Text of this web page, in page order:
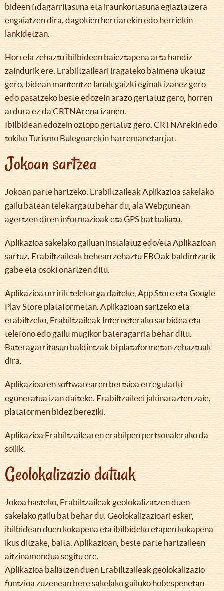
bideen fidagarritasuna eta iraunkortasuna egiaztatzera
engaiatzen dira, dagokien herriarekin edo herriekin
lankidetzan.
Horrela zehaztu ibilbideen baieztapena arta handiz
zaindurik ere, Erabiltzaileari iragateko baimena ukatuz
gero, bidean mantentze lanak gaizki eginak izanez gero
edo pasatzeko beste edozein arazo gertatuz gero, horren
ardura ez da CRTNArena izanen.
Ibilbidean edozein oztopo gertatuz gero, CRTNArekin edo
tokiko Turismo Bulegoarekin harremanetan jar.
Jokoan sartzea
Jokoan parte hartzeko, Erabiltzaileak Aplikazioa sakelako
gailu batean telekargatu behar du, ala Webgunean
agertzen diren informazioak eta GPS bat baliatu.
Aplikazioa sakelako gailuan instalatuz edo/eta Aplikazioan
sartuz, Erabiltzaileak behean zehaztu EBOak baldintzarik
gabe eta osoki onartzen ditu.
Aplikazioa urririk telekarga daiteke, App Store eta Google
Play Store plataformetan. Aplikazioan sartzeko eta
erabiltzeko, Erabiltzaileak Interneterako sarbidea eta
telefono edo gailu mugikor bateragarria behar ditu.
Bateragarritasun baldintzak bi plataformetan zehaztuak
dira.
Aplikazioaren softwarearen bertsioa erregularki
eguneratua izan daiteke. Erabiltzaileei jakinarazten zaie,
plataformen bidez bereziki.
Aplikazioa Erabiltzailearen erabilpen pertsonalerako da
soilik.
Geolokalizazio datuak
Jokoa hasteko, Erabiltzaileak geolokalizatzen duen
sakelako gailu bat behar du. Geolokalizazioari esker,
ibilbidean duen kokapena eta ibilbideko etapen kokapena
ikus ditzake, baita, Aplikazioan, beste parte hartzaileen
aitzinamendua segitu ere.
Aplikazioa baliatzen duen Erabiltzaileak geolokalizazio
funtzioa zuzenean bere sakelako gailuko hobespenetan